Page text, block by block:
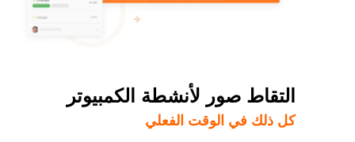
التقاط صور لأنشطة الكمبيوتر
كل ذلك في الوقت الفعلي